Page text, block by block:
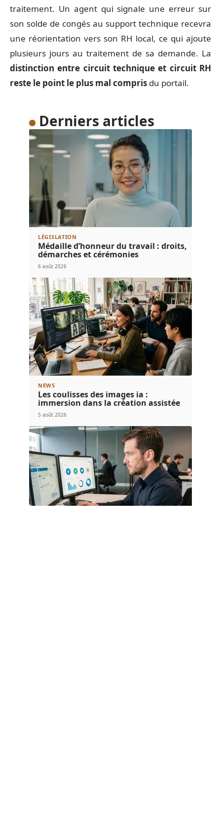
traitement. Un agent qui signale une erreur sur
son solde de congés au support technique recevra
une réorientation vers son RH local, ce qui ajoute
plusieurs jours au traitement de sa demande. La
distinction entre circuit technique et circuit RH
reste le point le plus mal compris du portail.
Derniers articles
LÉGISLATION
Médaille d’honneur du travail : droits,
démarches et cérémonies
6 août 2026
NEWS
Les coulisses des images ia :
immersion dans la création assistée
5 août 2026